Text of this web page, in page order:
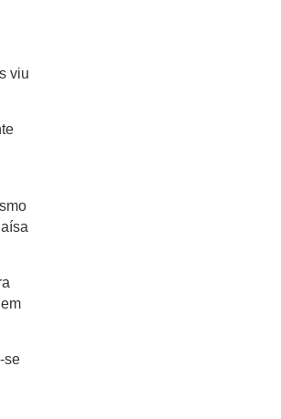
viu
se